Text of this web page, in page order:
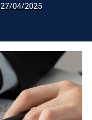
27/04/2025